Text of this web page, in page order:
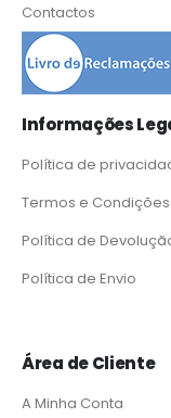
Contactos
Informações
Política de
Termos e Condições
Política de
Política de Envio
Área de Cliente
A Minha Conta